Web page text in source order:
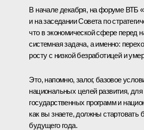
В начале декабря, на форуме ВТБ
и на заседании Совета по
что в экономической сфере перед
системная задача, а именно:
росту с низкой безработицей и
Это, напомню, залог, базовое
национальных целей развития,
государственных программ и
как вы знаете, должны стартовать
будущего года.